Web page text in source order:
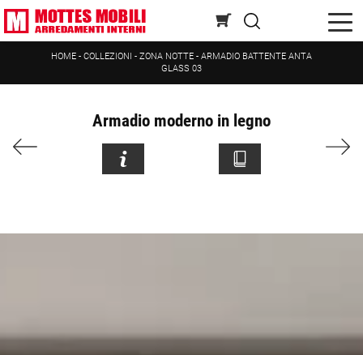
HOME - COLLEZIONI - ZONA NOTTE - ARMADIO BATTENTE ANTA
GLASS 03
Armadio moderno in legno